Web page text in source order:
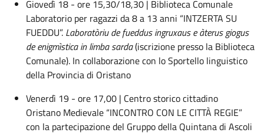
Giovedì 18 - ore 15,30/18,30 | Biblioteca Comunale
Laboratorio per ragazzi da 8 a 13 anni “INTZERTA SU
FUEDDU”. Laboratòriu de fueddus ingruxaus e àterus giogus
de enigmìstica in limba sarda(iscrizione presso la Biblioteca
Comunale). In collaborazione con lo Sportello linguistico
della Provincia di Oristano
Venerdì 19 - ore 17,00 | Centro storico cittadino
Oristano Medievale “INCONTRO CON LE CITTÀ REGIE”
con la partecipazione del Gruppo della Quintana di Ascoli